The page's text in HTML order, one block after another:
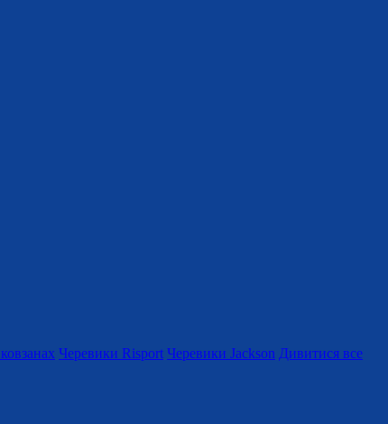
Черевики Risport Черевики Jackson Дивитися все